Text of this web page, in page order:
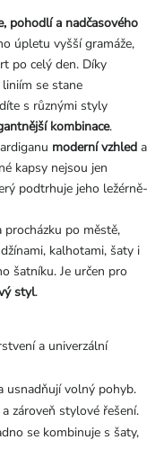
pohodlí a nadčasového
úpletu vyšší gramáže,
po celý den. Díky
se stane
s různými styly
kombinace.
moderní vzhled a
kapsy nejsou jen
podtrhuje jeho ležérně-
procházku po městě,
kalhotami, šaty i
šatníku. Je určen pro
styl.
a univerzální
usnadňují volný pohyb.
zároveň stylové řešení.
se kombinuje s šaty,